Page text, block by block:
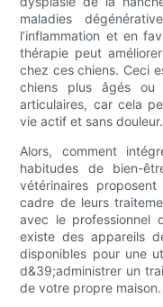
maladies
l’inflammation et en
thérapie peut
chez ces chiens. Ceci
chiens plus âgés ou
articulaires, car cela
vie actif et sans douleur.
Alors, comment
habitudes de bien-
vétérinaires
cadre de leurs
avec le professionnel
existe des appareils
disponibles pour une
d&39;administrer un
de votre propre maison.